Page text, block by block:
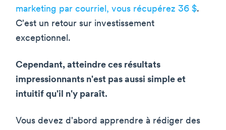
marketing par courriel, vous récupérez 36 $.
C'est un retour sur investissement
exceptionnel.
Cependant, atteindre ces résultats
impressionnants n'est pas aussi simple et
intuitif qu'il n'y paraît.
Vous devez d'abord apprendre à rédiger des